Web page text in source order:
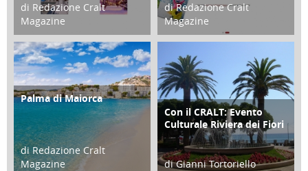
di Redazione Cralt
Magazine
21 Novembre 2023
di Redazione Cralt
Magazine
07 Marzo 2023
ATTIVITÀ
Palma di Maiorca
di Redazione Cralt
Magazine
ATTIVITÀ
Con il CRALT: Evento
Culturale Riviera dei Fiori
di Gianni Tortoriello